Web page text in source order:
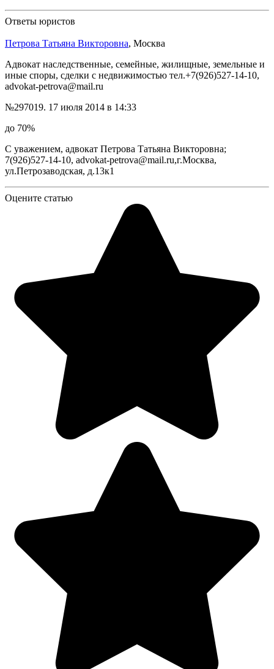
Ответы юристов
Петрова Татьяна Викторовна, Москва
Адвокат наследственные, семейные, жилищные, земельные и
иные споры, сделки с недвижимостью тел.+7(926)527-14-10,
advokat-petrova@mail.ru
№297019. 17 июля 2014 в 14:33
до 70%
С уважением, адвокат Петрова Татьяна Викторовна;
7(926)527-14-10, advokat-petrova@mail.ru,г.Москва,
ул.Петрозаводская, д.13к1
Оцените статью